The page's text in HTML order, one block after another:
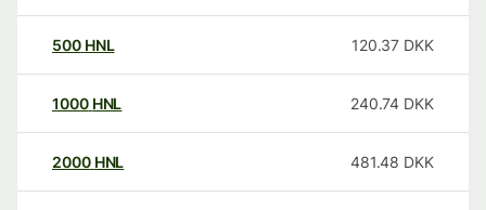
500 HNL 120.37 DKK
1000 HNL 240.74 DKK
2000 HNL 481.48 DKK